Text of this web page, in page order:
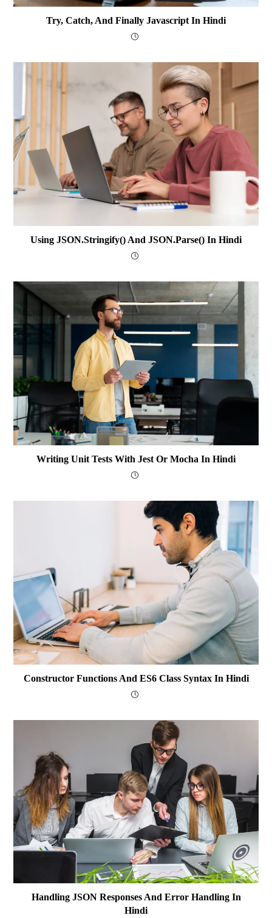
Try, Catch, And Finally Javascript In Hindi
Using JSON.stringify() And JSON.parse() In Hindi
Writing Unit Tests With Jest Or Mocha In Hindi
Constructor Functions And ES6 Class Syntax In Hindi
Handling JSON Responses And Error Handling In
Hindi